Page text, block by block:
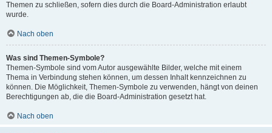
Themen zu schließen, sofern dies durch die Board-Administration erlaubt
wurde.
Nach oben
Was sind Themen-Symbole?
Themen-Symbole sind vom Autor ausgewählte Bilder, welche mit einem
Thema in Verbindung stehen können, um dessen Inhalt kennzeichnen zu
können. Die Möglichkeit, Themen-Symbole zu verwenden, hängt von deinen
Berechtigungen ab, die die Board-Administration gesetzt hat.
Nach oben